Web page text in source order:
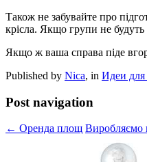
Також не забувайте про
крісла. Якщо групи не
Якщо ж ваша справа піде
Published by Nica, in Идеи для
Post navigation
← Оренда площ Виробляємо